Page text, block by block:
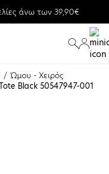
άνω των 39,90€
Ώμου - Χειρός
Black 50547947-001